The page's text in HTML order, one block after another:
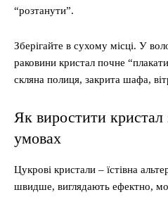
“розтанути”.
Зберігайте в сухому місці. У
раковини кристал почне
скляна полиця, закрита шафа,
Як виростити
умовах
Цукрові кристали – їстівна
швидше, виглядають ефектно,